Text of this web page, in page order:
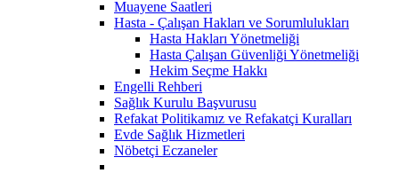
Muayene Saatleri
Hasta - Çalışan Hakları ve Sorumlulukları
Hasta Hakları Yönetmeliği
Hasta Çalışan Güvenliği Yönetmeliği
Hekim Seçme Hakkı
Engelli Rehberi
Sağlık Kurulu Başvurusu
Refakat Politikamız ve Refakatçi Kuralları
Evde Sağlık Hizmetleri
Nöbetçi Eczaneler